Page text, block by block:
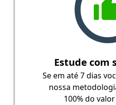
Estude com
Se em até 7 dias
nossa
100% do